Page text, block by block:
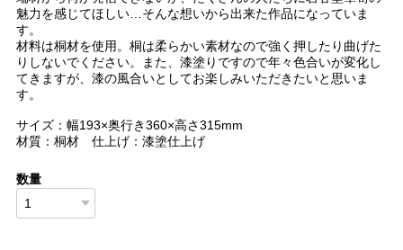
魅力を感じてほしい…そんな想いから出来た作品になっていま
す。
材料は桐材を使用。桐は柔らかい素材なので強く押したり曲げた
りしないでください。また、漆塗りですので年々色合いが変化し
てきますが、漆の風合いとしてお楽しみいただきたいと思いま
す。
サイズ：幅193×奥行き360×高さ315mm
材質：桐材 仕上げ：漆塗仕上げ
数量